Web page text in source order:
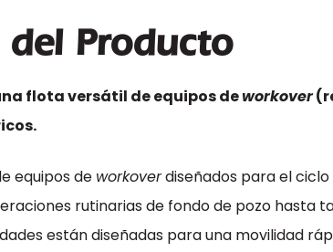
Producto
flota versátil de equipos deworkover
equipos de workoverdiseñados para el ciclo
rutinarias de fondo de pozo hasta
están diseñadas para una movilidad